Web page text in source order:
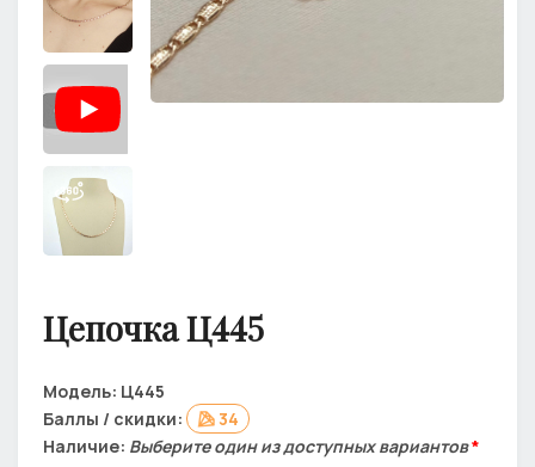
Цепочка Ц445
Модель: Ц445
Баллы / скидки:
34
Наличие: Выберите один из доступных вариантов*